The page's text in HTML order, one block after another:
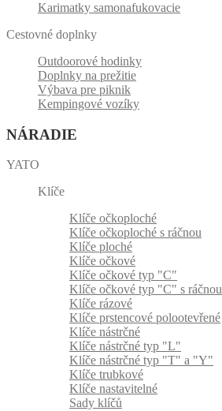
Karimatky samonafukovacie
Cestovné doplnky
Outdoorové hodinky
Doplnky na prežitie
Výbava pre piknik
Kempingové vozíky
NÁRADIE
YATO
Klíče
Klíče očkoploché
Klíče očkoploché s ráčnou
Klíče ploché
Klíče očkové
Klíče očkové typ "C"
Klíče očkové typ "C" s ráčnou
Klíče rázové
Klíče prstencové polootevřené
Klíče nástrčné
Klíče nástrčné typ "L"
Klíče nástrčné typ "T" a "Y"
Klíče trubkové
Klíče nastavitelné
Sady klíčů